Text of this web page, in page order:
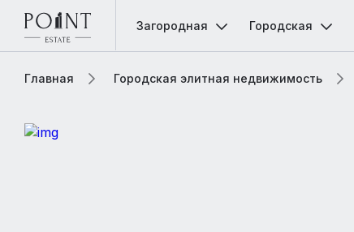
Загородная Городская
Главная Городская элитная недвижимость